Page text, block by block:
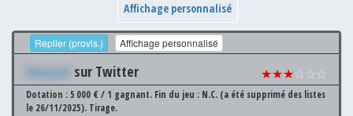
Affichage personnalisé
Replier (provis.) Affichage personnalisé
Xxxxxxx sur Twitter ★★★☆☆☆
Dotation : 5 000 € / 1 gagnant. Fin du jeu : N.C. (a été supprimé des listes
le 26/11/2025). Tirage.